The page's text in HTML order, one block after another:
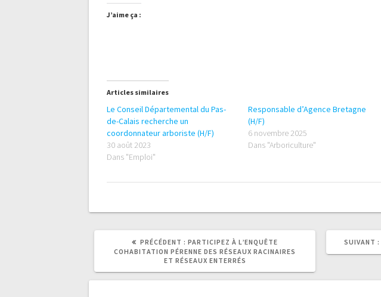
J’aime ça :
Articles similaires
Le Conseil Départemental du Pas-
de-Calais recherche un
coordonnateur arboriste (H/F)
30 août 2023
Dans "Emploi"
Responsable d’Agence Bretagne
(H/F)
6 novembre 2025
Dans "Arboriculture"
PRÉCÉDENT : ARTICLE
PRÉCÉDENT
:
PARTICIPEZ À L’ENQUÊTE
COHABITATION PÉRENNE DES RÉSEAUX RACINAIRES
ET RÉSEAUX ENTERRÉS
SUIVANT :